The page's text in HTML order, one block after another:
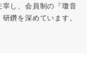
し、会員制の『瓊音
鑽を深めています。